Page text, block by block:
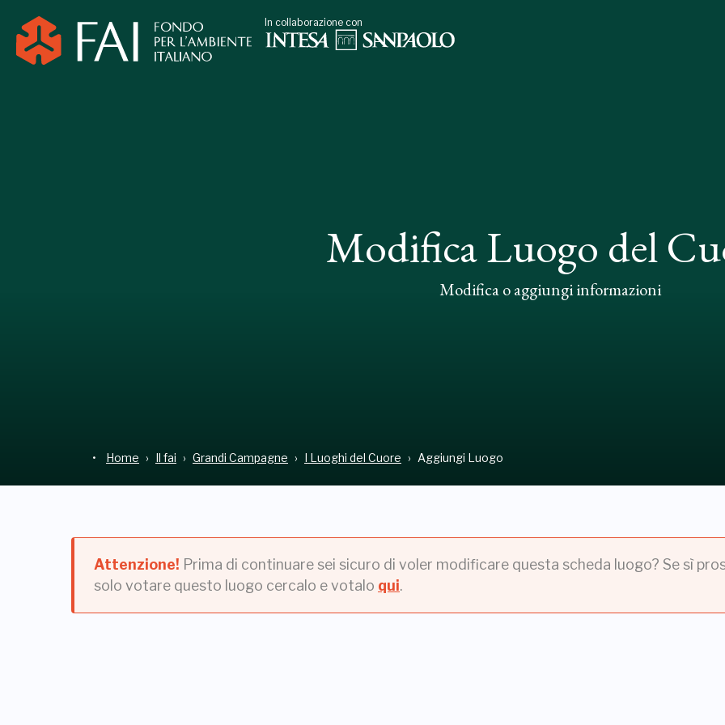
In collaborazione con
Modifica Luogo del
Modifica o aggiungi informazioni
Home Il fai Grandi Campagne I Luoghi del Cuore Aggiungi Luogo
Attenzione! Prima di continuare sei sicuro di voler modificare questa scheda luogo? Se sì
solo votare questo luogo cercalo e votalo qui.